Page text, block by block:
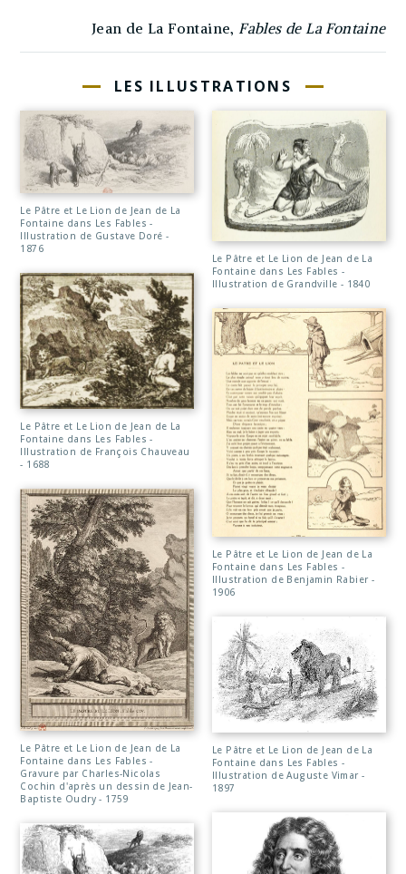
Jean de La Fontaine, Fables de La Fontaine
LES ILLUSTRATIONS
Le Pâtre et Le Lion de Jean de La
Fontaine dans Les Fables -
Illustration de Gustave Doré -
1876
Le Pâtre et Le Lion de Jean de La
Fontaine dans Les Fables -
Illustration de François Chauveau
- 1688
Le Pâtre et Le Lion de Jean de La
Fontaine dans Les Fables -
Gravure par Charles-Nicolas
Cochin d'après un dessin de Jean-
Baptiste Oudry - 1759
Le Pâtre et Le Lion de Jean de La
Fontaine dans Les Fables -
Illustration de Grandville - 1840
Le Pâtre et Le Lion de Jean de La
Fontaine dans Les Fables -
Illustration de Benjamin Rabier -
1906
Le Pâtre et Le Lion de Jean de La
Fontaine dans Les Fables -
Illustration de Auguste Vimar -
1897